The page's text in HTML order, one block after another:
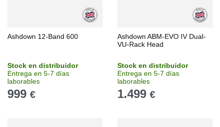
Ashdown 12-Band 600
Stock en distribuidor
Entrega en 5-7 días
laborables
999 €
Ashdown ABM-EVO IV Dual-
VU-Rack Head
Stock en distribuidor
Entrega en 5-7 días
laborables
1.499 €